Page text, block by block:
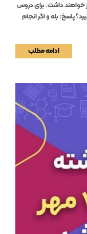
خواهند داشت. برای دروس
پاسخ: بله و اگر انجام
ادامه مطلب